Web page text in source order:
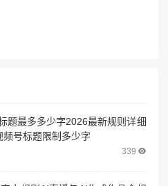
题最多多少字2026最新规则详细
频号标题限制多少字
339